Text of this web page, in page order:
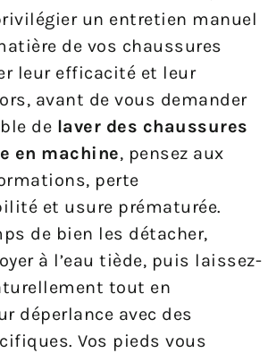
un entretien manuel
de vos chaussures
leur efficacité et leur
avant de vous demander
de laver des chaussures
en machine, pensez aux
perte
et usure prématurée.
de bien les détacher,
à l’eau tiède, puis laissez-
tout en
déperlance avec des
Vos pieds vous